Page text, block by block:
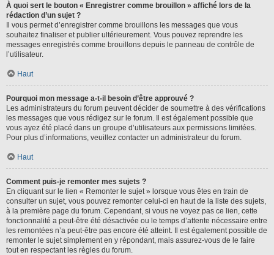
À quoi sert le bouton « Enregistrer comme brouillon » affiché lors de la
rédaction d’un sujet ?
Il vous permet d’enregistrer comme brouillons les messages que vous
souhaitez finaliser et publier ultérieurement. Vous pouvez reprendre les
messages enregistrés comme brouillons depuis le panneau de contrôle de
l’utilisateur.
Haut
Pourquoi mon message a-t-il besoin d’être approuvé ?
Les administrateurs du forum peuvent décider de soumettre à des vérifications
les messages que vous rédigez sur le forum. Il est également possible que
vous ayez été placé dans un groupe d’utilisateurs aux permissions limitées.
Pour plus d’informations, veuillez contacter un administrateur du forum.
Haut
Comment puis-je remonter mes sujets ?
En cliquant sur le lien « Remonter le sujet » lorsque vous êtes en train de
consulter un sujet, vous pouvez remonter celui-ci en haut de la liste des sujets,
à la première page du forum. Cependant, si vous ne voyez pas ce lien, cette
fonctionnalité a peut-être été désactivée ou le temps d’attente nécessaire entre
les remontées n’a peut-être pas encore été atteint. Il est également possible de
remonter le sujet simplement en y répondant, mais assurez-vous de le faire
tout en respectant les règles du forum.